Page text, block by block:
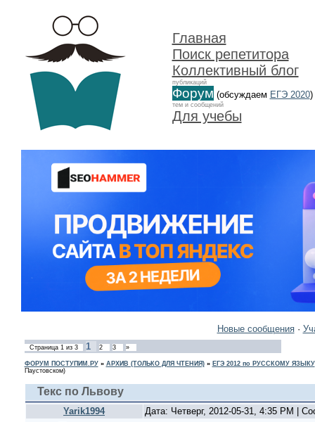
Главная
Поиск репетитора
Коллективный блог
публикаций
Форум (обсуждаем ЕГЭ 2020)
тем и сообщений
Для учебы
Новые сообщения·
Страница 1из 3 1 2 3 »
ФОРУМ ПОСТУПИМ.РУ» АРХИВ (ТОЛЬКО ДЛЯ ЧТЕНИЯ)» ЕГЭ 2012 по РУССКОМУ ЯЗЫКУ
Паустовском)
Текс по Львову
Yarik1994 Дата: Четверг, 2012-05-31, 4:35 PM |